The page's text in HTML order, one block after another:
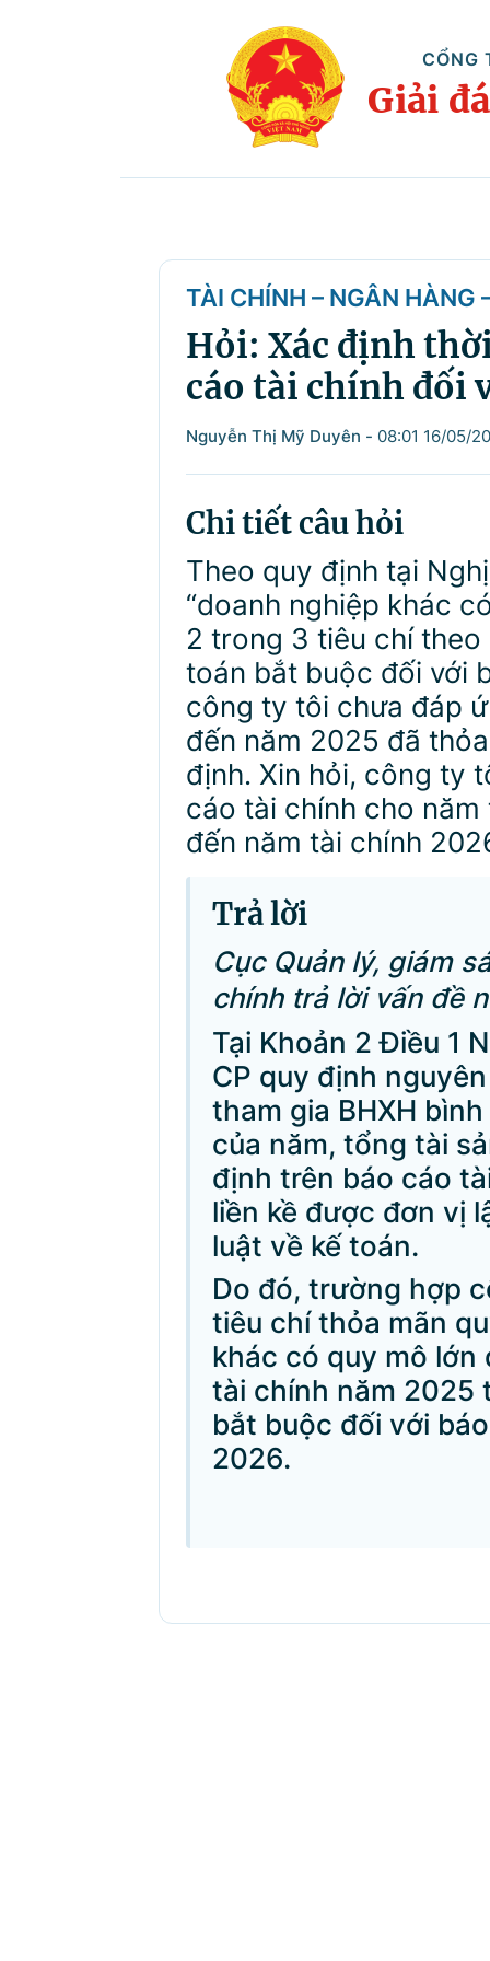
CỔNG
Giải
TÀI CHÍNH – NGÂN HÀNG
Hỏi: Xác định
cáo tài chính đối
Nguyễn Thị Mỹ Duyên - 08:01 16/05/
Chi tiết câu hỏi
Theo quy định tại
“doanh nghiệp khác
2 trong 3 tiêu chí
toán bắt buộc đối với
công ty tôi chưa đáp
đến năm 2025 đã
định. Xin hỏi, công ty
cáo tài chính cho
đến năm tài chính
Trả lời
Cục Quản lý, giám
chính trả lời vấn đề
Tại Khoản 2 Điều 1
CP quy định
tham gia BHXH
của năm, tổng tài
định trên báo cáo
liền kề được đơn vị
luật về kế toán.
Do đó, trường hợp
tiêu chí thỏa mãn
khác có quy mô
tài chính năm 2025
bắt buộc đối với
2026.